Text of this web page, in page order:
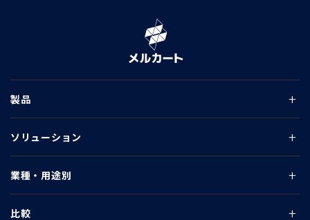
製品
ソリューション
業種・用途別
比較